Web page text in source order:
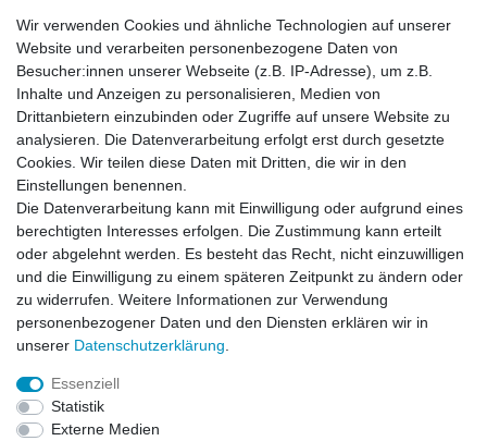
Überweisung
Wir verwenden Cookies und ähnliche Technologien auf unserer
Website und verarbeiten personenbezogene Daten von
Besucher:innen unserer Webseite (z.B. IP-Adresse), um z.B.
Inhalte und Anzeigen zu personalisieren, Medien von
Drittanbietern einzubinden oder Zugriffe auf unsere Website zu
analysieren. Die Datenverarbeitung erfolgt erst durch gesetzte
Cookies. Wir teilen diese Daten mit Dritten, die wir in den
Einstellungen benennen.
Die Datenverarbeitung kann mit Einwilligung oder aufgrund eines
berechtigten Interesses erfolgen. Die Zustimmung kann erteilt
oder abgelehnt werden. Es besteht das Recht, nicht einzuwilligen
und die Einwilligung zu einem späteren Zeitpunkt zu ändern oder
zu widerrufen. Weitere Informationen zur Verwendung
personenbezogener Daten und den Diensten erklären wir in
unserer Daten­schutz­erklärung
Essenziell
Statistik
Externe Medien